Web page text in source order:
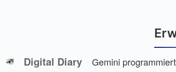
Digital Diary Gemini